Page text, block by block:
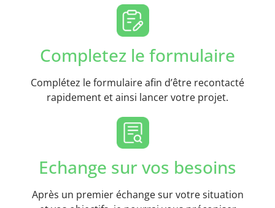
Completez le formulaire
Complétez le formulaire afin d’être recontacté
rapidement et ainsi lancer votre projet.
Echange sur vos besoins
Après un premier échange sur votre situation